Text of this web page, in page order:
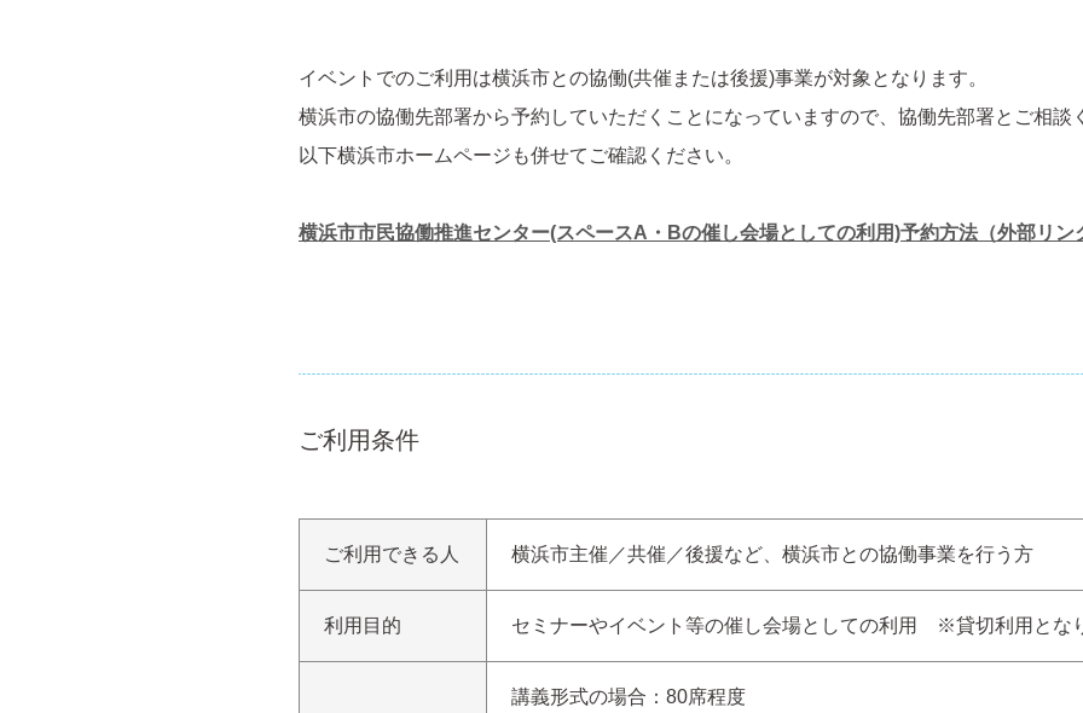
イベントでのご利⽤は横浜市との協働(共催または後援)事業が対象となります。
横浜市の協働先部署から予約していただくことになっていますので、協働先部署とご相談
以下横浜市ホームページも併せてご確認ください。
横浜市市⺠協働推進センター(スペースA・Bの催し会場としての利⽤)予約⽅法（外部リン
ご利用条件
ご利用できる人 横浜市主催／共催／後援など、横浜市との協働事業を⾏う⽅
利用目的 セミナーやイベント等の催し会場としての利⽤ ※貸切利⽤とな
講義形式の場合：80席程度